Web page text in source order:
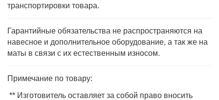
транспортировки товара.
Гарантийные обязательства не распространяются на
навесное и дополнительное оборудование, а так же на
маты в связи с их естественным износом.
Примечание по товару:
** Изготовитель оставляет за собой право вносить